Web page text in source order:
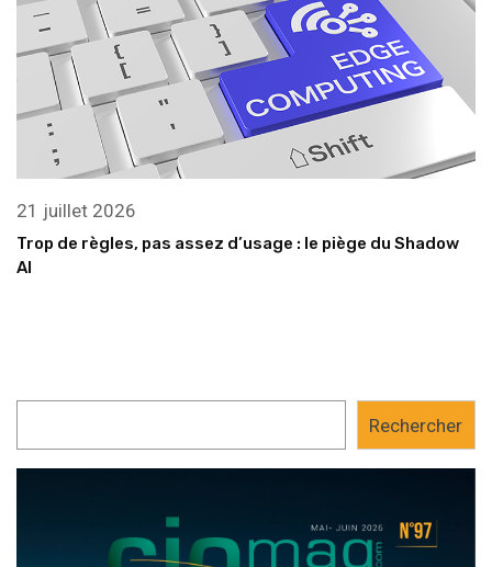
21 juillet 2026
Trop de règles, pas assez d’usage : le piège du Shadow
AI
Rechercher